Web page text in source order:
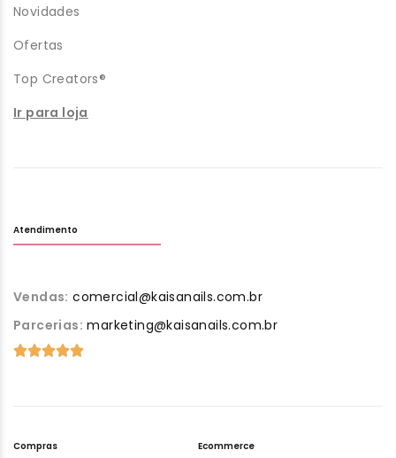
Novidades
Ofertas
Top Creators®
Ir para loja
Atendimento
Vendas: comercial@kaisanails.com.br
Parcerias: marketing@kaisanails.com.br
Compras Ecommerce